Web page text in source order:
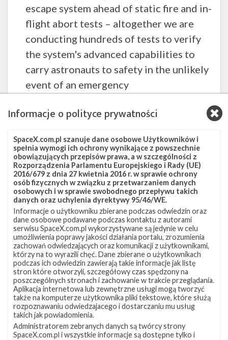
escape system ahead of static fire and in-
flight abort tests – altogether we are
conducting hundreds of tests to verify
the system's advanced capabilities to
carry astronauts to safety in the unlikely
event of an emergency
— SpaceX (@SpaceX)October 24, 2019
Egzemplarz kapsuły wykorzystywany podczas
listopadowych testów, który ma także zostać użyty w
trakcie testu systemu ewakuacji w czasie lotu, miał
początkowo wziąć udział w misji Crew Demo-2, czyli
pierwszym załogowym locie SpaceX do
Międzynarodowej Stacji Kosmicznej (ISS). Ze względu na
utratę poprzedniego egzemplarza konieczne były
jednak zmiany w przydziale pojazdów i w czasie misji
Crew Demo-2 użyty zostanie kolejny statek.
SpaceX i NASA będą w najbliższym czasie analizować
dane pozyskane w czasie testu oraz przeprowadzą
szczegółową inspekcję podzespołów, co pozwoli na
ustalenie dokładnej daty testu systemu ewakuacji
kapsuły w czasie lotu. Pojazd ma aktywować system
ucieczki ok. 90 sekund po starcie na szczycie rakiety
Informacje o polityce prywatności
SpaceX.com.pl szanuje dane osobowe Użytkowników i
spełnia wymogi ich ochrony wynikające z powszechnie
obowiązujących przepisów prawa, a w szczególności z
Rozporządzenia Parlamentu Europejskiego i Rady (UE)
2016/679 z dnia 27 kwietnia 2016 r. w sprawie ochrony
osób fizycznych w związku z przetwarzaniem danych
osobowych i w sprawie swobodnego przepływu takich
danych oraz uchylenia dyrektywy 95/46/WE.
Informacje o użytkowniku zbierane podczas odwiedzin oraz
dane osobowe podawane podczas kontaktu z autorami
serwisu SpaceX.com.pl wykorzystywane są jedynie w celu
umożliwienia poprawy jakości działania portalu, zrozumienia
zachowań odwiedzających oraz komunikacji z użytkownikami,
którzy na to wyrazili chęć. Dane zbierane o użytkownikach
podczas ich odwiedzin zawierają takie informacje jak listę
stron które otworzyli, szczegółowy czas spędzony na
poszczególnych stronach i zachowanie w trakcie przeglądania.
Aplikacja internetowa lub zewnętrzne usługi mogą tworzyć
także na komputerze użytkownika pliki tekstowe, które służą
rozpoznawaniu odwiedzajacego i dostarczaniu mu usług
takich jak powiadomienia.
Administratorem zebranych danych są twórcy strony
SpaceX.com.pl i wszystkie informacje są dostępne tylko i